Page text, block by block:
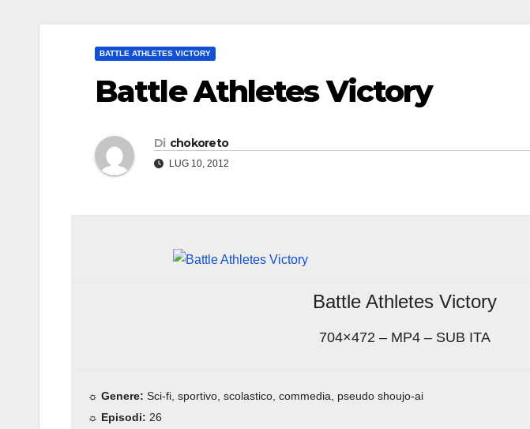
BATTLE ATHLETES VICTORY
Battle Athletes Victory
Di chokoreto
LUG 10, 2012
Battle Athletes Victory
704×472 – MP4 – SUB ITA
☼ Genere: Sci-fi, sportivo, scolastico, commedia, pseudo shoujo-ai
☼ Episodi: 26